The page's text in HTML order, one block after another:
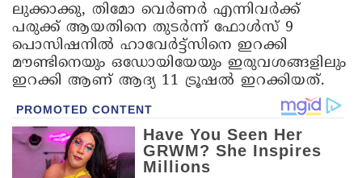
ലുക്കാക്കു, തിമോ വെർണർ എന്നിവർക്ക്
പരുക്ക് ആയതിനെ തുടർന്ന് ഫോൾസ് 9
പൊസിഷനിൽ ഹാവേർട്ട്സിനെ ഇറക്കി
മൗണ്ടിനെയും ഒഡോയിയേയും ഇരുവശങ്ങളിലും
ഇറക്കി ആണ് ആദ്യ 11 ട്രൂഷൽ ഇറക്കിയത്.